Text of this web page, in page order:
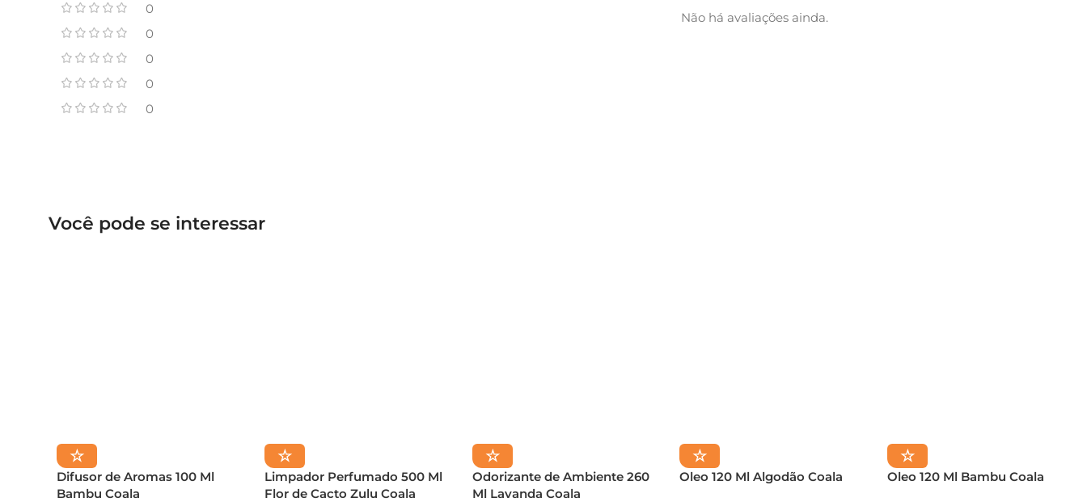
0
0
0
0
0
Não há avaliações ainda.
Você pode se interessar
☆
Difusor de Aromas 100 Ml
Bambu Coala
☆
Limpador Perfumado 500 Ml
Flor de Cacto Zulu Coala
☆
Odorizante de Ambiente 260
Ml Lavanda Coala
☆
Oleo 120 Ml Algodão Coala
☆
Oleo 120 Ml Bambu Coala